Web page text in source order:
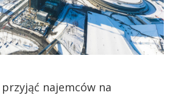
najemców na